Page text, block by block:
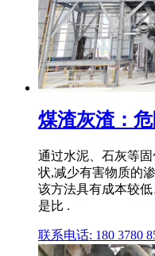
煤渣灰渣：
通过水泥、石灰等
状,减少有害物质的
该方法具有成本较
是比 .
联系电话: 180 3780